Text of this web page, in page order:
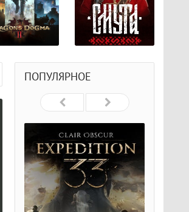
ПОПУЛЯРНОЕ